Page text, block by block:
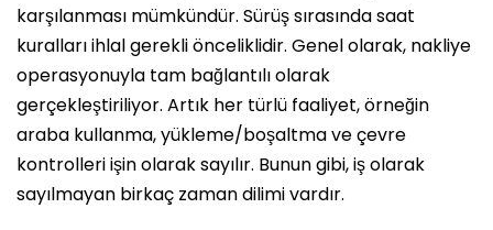
karşılanması mümkündür. Sürüş sırasında saat
kuralları ihlal gerekli önceliklidir. Genel olarak, nakliye
operasyonuyla tam bağlantılı olarak
gerçekleştiriliyor. Artık her türlü faaliyet, örneğin
araba kullanma, yükleme/boşaltma ve çevre
kontrolleri işin olarak sayılır. Bunun gibi, iş olarak
sayılmayan birkaç zaman dilimi vardır.